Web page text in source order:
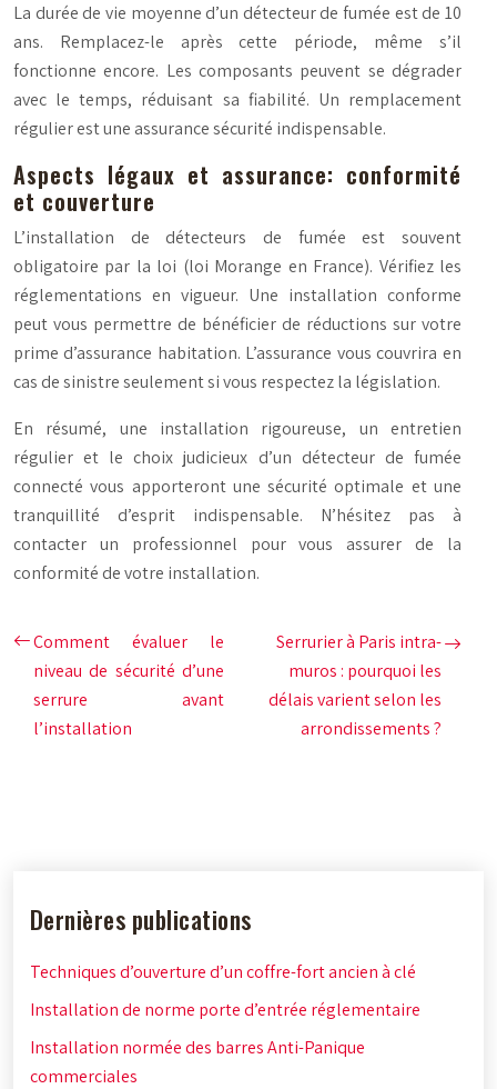
La durée de vie moyenne d’un détecteur de fumée est de 10
ans. Remplacez-le après cette période, même s’il
fonctionne encore. Les composants peuvent se dégrader
avec le temps, réduisant sa fiabilité. Un remplacement
régulier est une assurance sécurité indispensable.
Aspects légaux et assurance: conformité
et couverture
L’installation de détecteurs de fumée est souvent
obligatoire par la loi (loi Morange en France). Vérifiez les
réglementations en vigueur. Une installation conforme
peut vous permettre de bénéficier de réductions sur votre
prime d’assurance habitation. L’assurance vous couvrira en
cas de sinistre seulement si vous respectez la législation.
En résumé, une installation rigoureuse, un entretien
régulier et le choix judicieux d’un détecteur de fumée
connecté vous apporteront une sécurité optimale et une
tranquillité d’esprit indispensable. N’hésitez pas à
contacter un professionnel pour vous assurer de la
conformité de votre installation.
Comment évaluer le
niveau de sécurité d’une
serrure avant
l’installation
Serrurier à Paris intra-
muros : pourquoi les
délais varient selon les
arrondissements ?
Dernières publications
Techniques d’ouverture d’un coffre-fort ancien à clé
Installation de norme porte d’entrée réglementaire
Installation normée des barres Anti-Panique
commerciales